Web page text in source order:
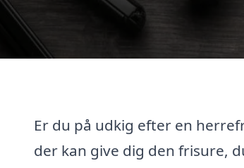
Er du på udkig efter en
der kan give dig den frisure,